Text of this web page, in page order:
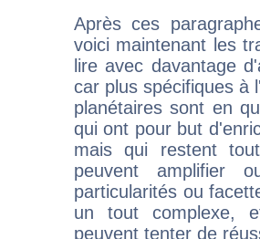
Après ces
voici maintenant les
lire avec davantage
car plus spécifiques à
planétaires sont en
qui ont pour but
mais qui restent
peuvent amplifier
particularités ou
un tout complexe,
peuvent tenter de